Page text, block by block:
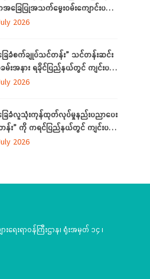
အခြေပြုအသက်မွေးဝမ်းကျောင်းပညာ
ျက်တို့ကို ဆန်းစစ်စီမံခြင်း အစီအစဉ်
2026
ေခံစက်ချုပ်သင်တန်း” သင်တန်းဆင်း
မ်းအနား ရခိုင်ပြည်နယ်တွင် ကျင်းပ
2026
ေခံလူသုံးကုန်ထုတ်လုပ်မှုနည်းပညာပေး
း” ကို ကရင်ပြည်နယ်တွင် ကျင်းပ
2026
းရေးရာဝန်ကြီးဌာန၊ ရုံးအမှတ် ၁၄ ၊